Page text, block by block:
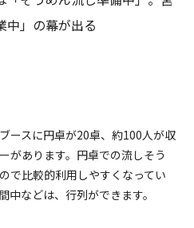
中」の幕が出る
ースに円卓が20卓、約100人が収
があります。円卓での流しそう
で比較的利用しやすくなってい
中などは、行列ができます。